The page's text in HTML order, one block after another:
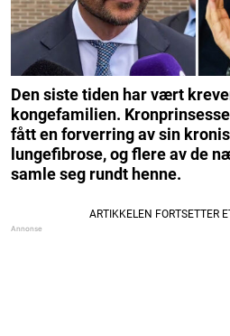
Den siste tiden har vært
kongefamilien.
fått en forverring av sin
lungefibrose, og flere av de
samle seg rundt henne.